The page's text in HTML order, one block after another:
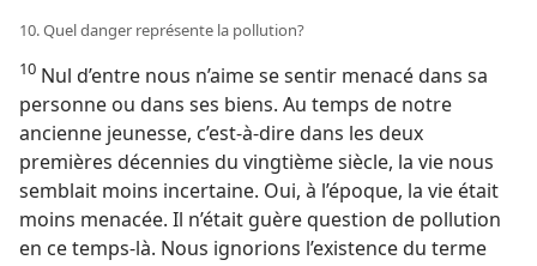
10. Quel danger représente la pollution?
10 Nul d’entre nous n’aime se sentir menacé dans sa
personne ou dans ses biens. Au temps de notre
ancienne jeunesse, c’est-à-dire dans les deux
premières décennies du vingtième siècle, la vie nous
semblait moins incertaine. Oui, à l’époque, la vie était
moins menacée. Il n’était guère question de pollution
en ce temps-​là. Nous ignorions l’existence du terme